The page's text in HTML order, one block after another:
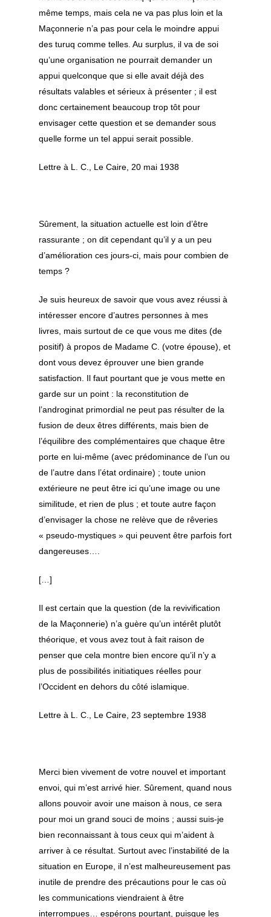
même temps, mais cela ne va pas plus loin et la
Maçonnerie n’a pas pour cela le moindre appui
desturuq comme telles. Au surplus, il va de soi
qu’une organisation ne pourrait demander un
appui quelconque que si elle avait déjà des
résultats valables et sérieux à présenter ; il est
donc certainement beaucoup trop tôt pour
envisager cette question et se demander sous
quelle forme un tel appui serait possible.
Lettre à L. C., Le Caire, 20 mai 1938
Sûrement, la situation actuelle est loin d’être
rassurante ; on dit cependant qu’il y a un peu
d’amélioration ces jours-ci, mais pour combien de
temps ?
Je suis heureux de savoir que vous avez réussi à
intéresser encore d’autres personnes à mes
livres, mais surtout de ce que vous me dites (de
positif) à propos de Madame C. (votre épouse), et
dont vous devez éprouver une bien grande
satisfaction. Il faut pourtant que je vous mette en
garde sur un point : la reconstitution de
l’androginat primordial ne peut pas résulter de la
fusion de deux êtres différents, mais bien de
l’équilibre des complémentaires que chaque être
porte en lui-même (avec prédominance de l’un ou
de l’autre dans l’état ordinaire) ; toute union
extérieure ne peut être ici qu’une image ou une
similitude, et rien de plus ; et toute autre façon
d’envisager la chose ne relève que de rêveries
« pseudo-mystiques » qui peuvent être parfois fort
dangereuses….
[…]
Il est certain que la question (de la revivification
de la Maçonnerie) n’a guère qu’un intérêt plutôt
théorique, et vous avez tout à fait raison de
penser que cela montre bien encore qu’il n’y a
plus de possibilités initiatiques réelles pour
l’Occident en dehors du côté islamique.
Lettre à L. C., Le Caire, 23 septembre 1938
Merci bien vivement de votre nouvel et important
envoi, qui m’est arrivé hier. Sûrement, quand nous
allons pouvoir avoir une maison à nous, ce sera
pour moi un grand souci de moins ; aussi suis-je
bien reconnaissant à tous ceux qui m’aident à
arriver à ce résultat. Surtout avec l’instabilité de la
situation en Europe, il n’est malheureusement pas
inutile de prendre des précautions pour le cas où
les communications viendraient à être
interrompues… espérons pourtant, puisque les
Découvrir le
FAQ notions de base
Sources
Compte-rendus
Pratiquer le
Les pratiques
Voie du cœur
Guides spirituels
Approfondir le
Prophètes et saints
Arts et poèmes
Calligraphie
Samaa – chant
Qasaid – Samaa –
Spirituel
Sama – Chant
Yâ jamâla l wujûd
Qasaid – Ô toi
ardemment
excellence –
Qasida – Je me
près de la
Layla – Danawtu
Demeure – Yâ
himâ laqad
Sagesses
Compte rendus de
Boutchichiya
Présentation
Sheykh sidi Hamza
Sidi Jamal
Sheykh sidi Jamal
Sidi Mounir
Sidi Mounir
Chaine initiatique
Testament spirituel
Abbas
Calendrier &
Alès
Avignon
Nice
Lyon
Marseille
Montpellier
Yvelines
Partenariats
Rencontres
le soufisme
Festival des
Contact